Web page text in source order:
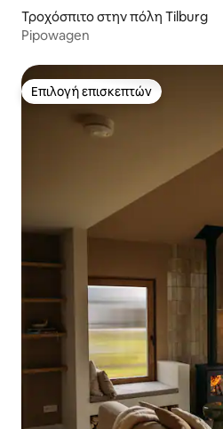
Τροχόσπιτο στην πόλη Tilburg
Pipowagen
Επιλογή επισκεπτών
Επιλογή επισκεπτών